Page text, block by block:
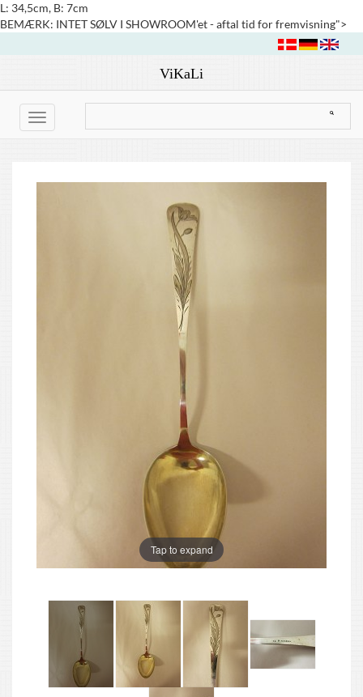
L: 34,5cm, B: 7cm
BEMÆRK: INTET SØLV I SHOWROOM'et - aftal tid for fremvisning">
ViKaLi
Toggle
navigation
Tap to expand